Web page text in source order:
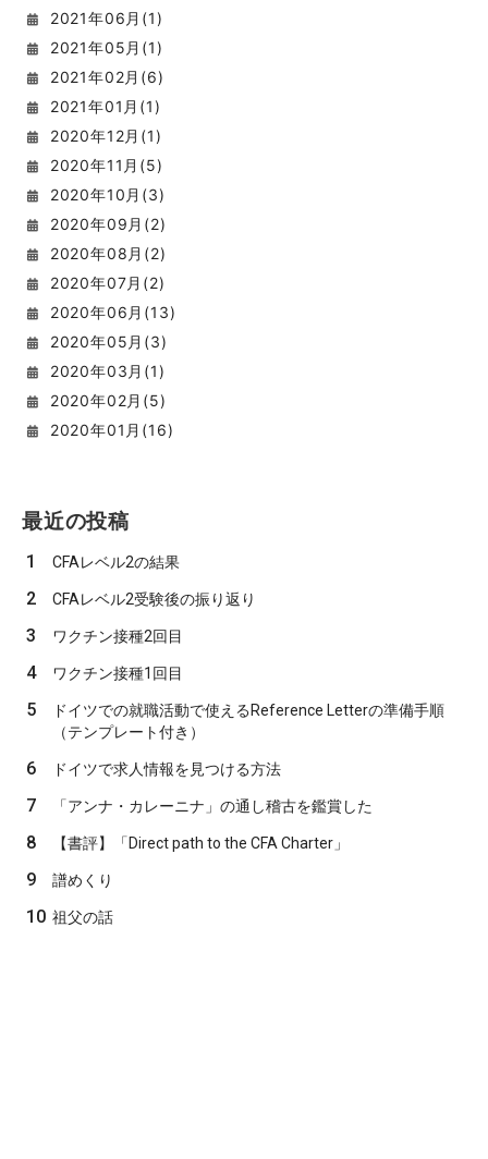
2021年06 月(1)
2021年05 月(1)
2021年02月(6)
2021年01 月(1)
2020年12月(1)
2020年11 月(5)
2020年10 月(3)
2020年09 月(2)
2020年08 月(2)
2020年07月(2)
2020年06 月(13)
2020年05 月(3)
2020年03 月(1)
2020年02月(5)
2020年01 月(16)
最近の投稿
1 CFAレベル2の結果
2 CFAレベル2受験後の振り返り
3 ワクチン接種2回目
4 ワクチン接種1回目
5
ドイツでの就職活動で使えるReference Letterの準備手順
（テンプレート付き）
6 ドイツで求人情報を見つける方法
7 「アンナ・カレーニナ」の通し稽古を鑑賞した
8 【書評】「Direct path to the CFA Charter」
9 譜めくり
10 祖父の話